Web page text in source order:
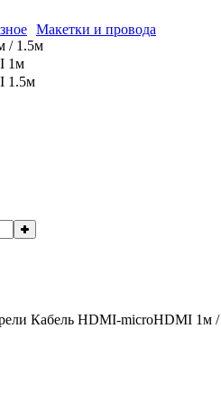
Макетки и провода
/ 1.5м
1м
1.5м
Кабель HDMI-microHDMI 1м